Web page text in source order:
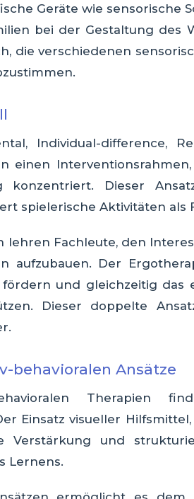
Geräte wie sensorische
bei der Gestaltung des
die verschiedenen
Individual-difference,
einen
konzentriert. Dieser
spielerische Aktivitäten als
lehren Fachleute, den
aufzubauen. Der
und gleichzeitig das
Dieser doppelte
behavioralen Ansätze
Therapien
Einsatz visueller
Verstärkung und
Lernens.